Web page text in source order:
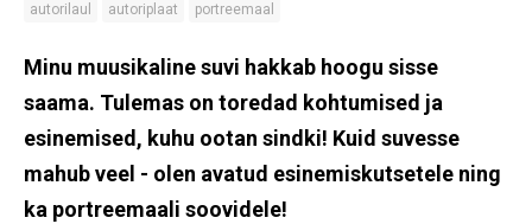
autorilaul autoriplaat portreemaal
Minu muusikaline suvi hakkab hoogu sisse
saama. Tulemas on toredad kohtumised ja
esinemised, kuhu ootan sindki! Kuid suvesse
mahub veel - olen avatud esinemiskutsetele ning
ka portreemaali soovidele!